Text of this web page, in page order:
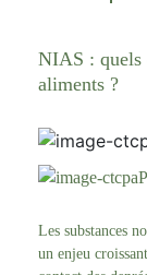
NIAS : quels
aliments ?
Les substances
un enjeu